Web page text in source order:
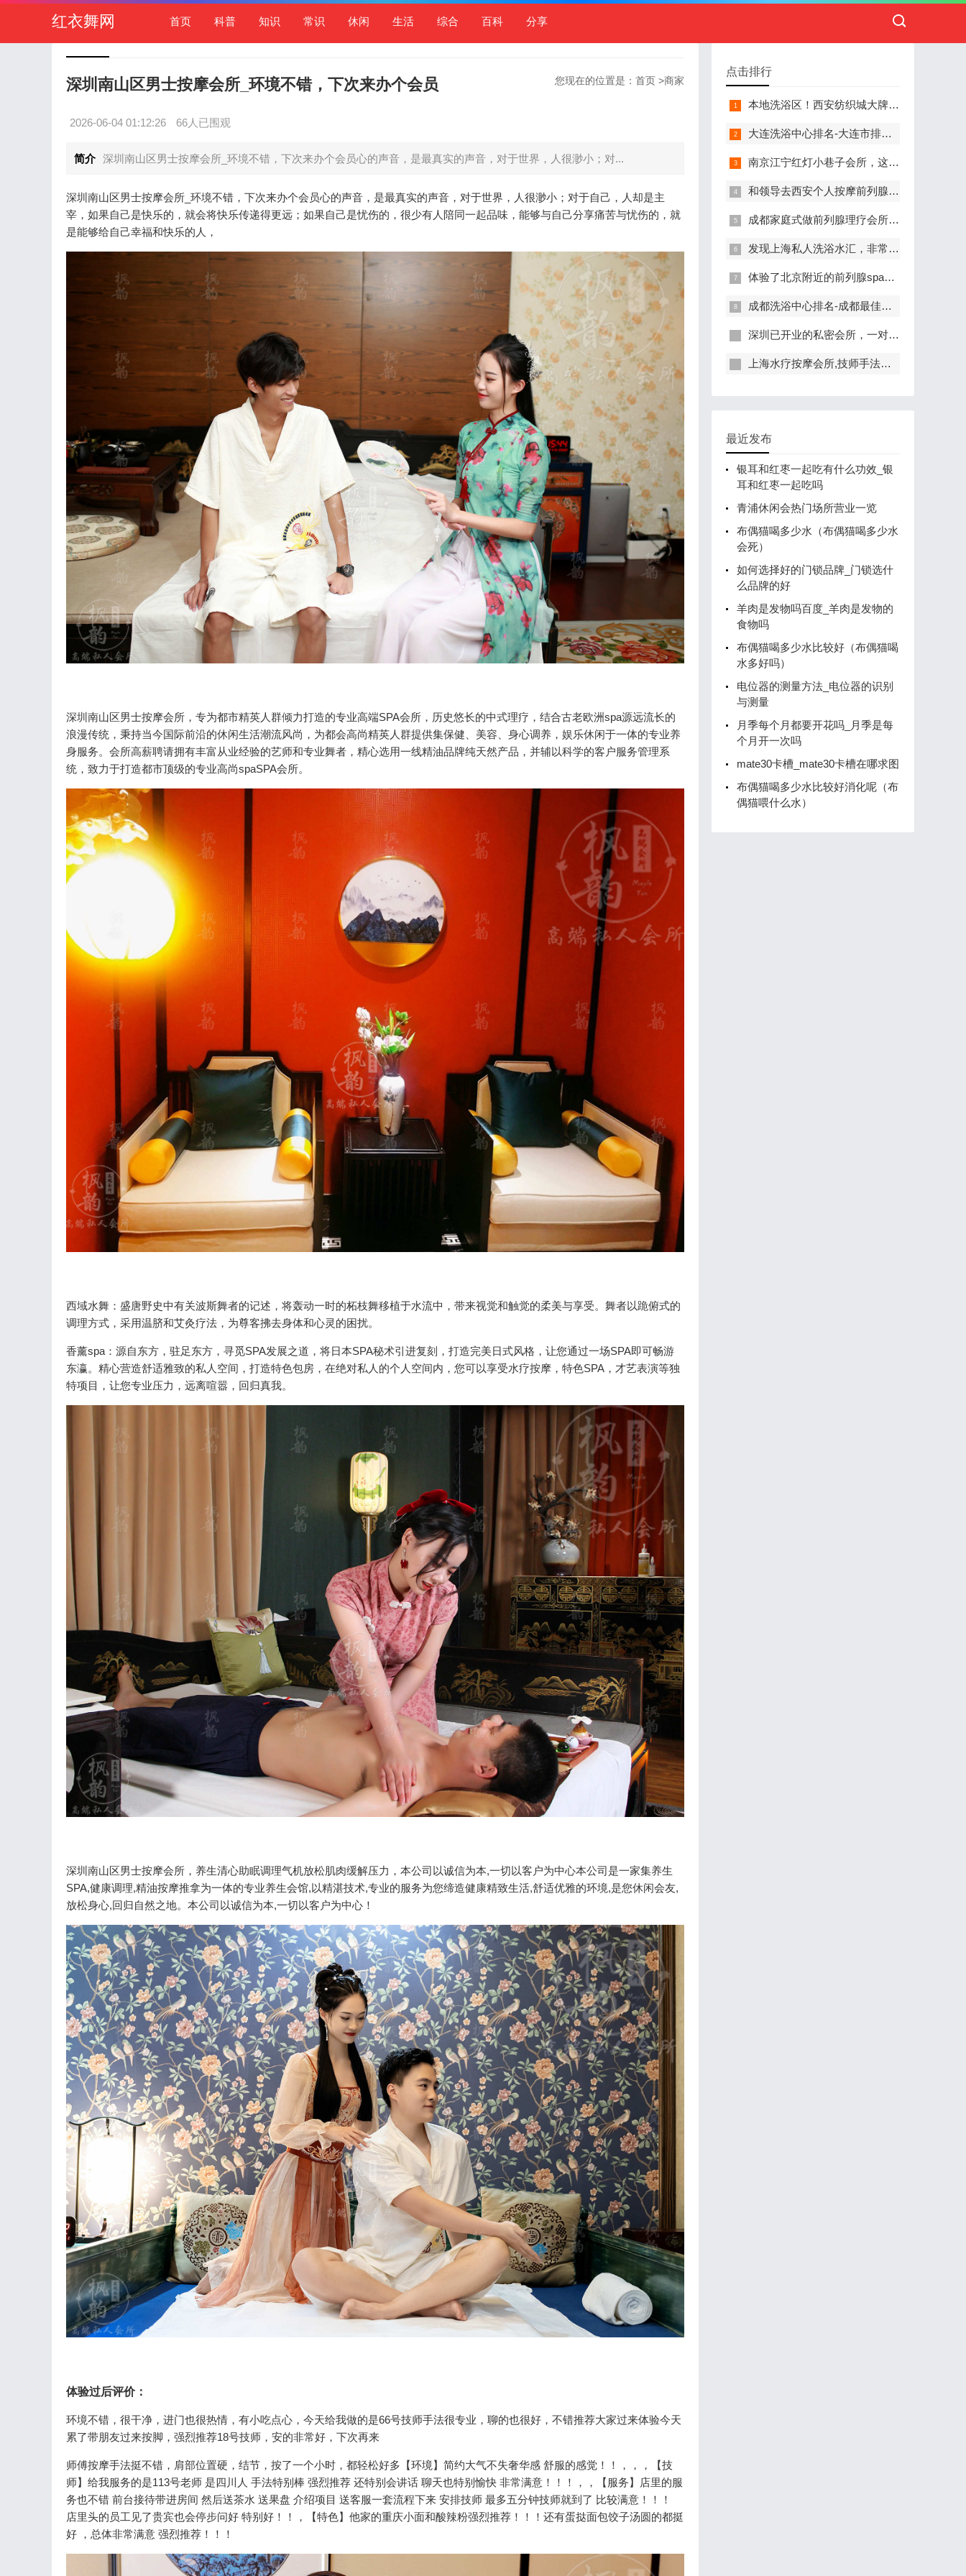
红衣舞网 首页 科普 知识 常识 休闲 生活 综合 百科 分享
您现在的位置是： 首页 >商家
深圳南山区男士按摩会所_环境不错，下次来办个会员
2026-06-04 01:12:26 66人已围观
简介 深圳南山区男士按摩会所_环境不错，下次来办个会员心的声音，是最真实的声音，对于世界，人很渺小；对...
深圳南山区男士按摩会所_环境不错，下次来办个会员心的声音，是最真实的声音，对于世界，人很渺小；对于自己，人却是主
宰，如果自己是快乐的，就会将快乐传递得更远；如果自己是忧伤的，很少有人陪同一起品味，能够与自己分享痛苦与忧伤的，就
是能够给自己幸福和快乐的人，
深圳南山区男士按摩会所，专为都市精英人群倾力打造的专业高端SPA会所，历史悠长的中式理疗，结合古老欧洲spa源远流长的
浪漫传统，秉持当今国际前沿的休闲生活潮流风尚，为都会高尚精英人群提供集保健、美容、身心调养，娱乐休闲于一体的专业养
身服务。会所高薪聘请拥有丰富从业经验的艺师和专业舞者，精心选用一线精油品牌纯天然产品，并辅以科学的客户服务管理系
统，致力于打造都市顶级的专业高尚spaSPA会所。
西域水舞：盛唐野史中有关波斯舞者的记述，将轰动一时的柘枝舞移植于水流中，带来视觉和触觉的柔美与享受。舞者以跪俯式的
调理方式，采用温脐和艾灸疗法，为尊客拂去身体和心灵的困扰。
香薰spa：源自东方，驻足东方，寻觅SPA发展之道，将日本SPA秘术引进复刻，打造完美日式风格，让您通过一场SPA即可畅游
东瀛。精心营造舒适雅致的私人空间，打造特色包房，在绝对私人的个人空间内，您可以享受水疗按摩，特色SPA，才艺表演等独
特项目，让您专业压力，远离喧嚣，回归真我。
深圳南山区男士按摩会所，养生清心助眠调理气机放松肌肉缓解压力，本公司以诚信为本,一切以客户为中心本公司是一家集养生
SPA,健康调理,精油按摩推拿为一体的专业养生会馆,以精湛技术,专业的服务为您缔造健康精致生活,舒适优雅的环境,是您休闲会友,
放松身心,回归自然之地。本公司以诚信为本,一切以客户为中心！
体验过后评价：
环境不错，很干净，进门也很热情，有小吃点心，今天给我做的是66号技师手法很专业，聊的也很好，不错推荐大家过来体验今天
累了带朋友过来按脚，强烈推荐18号技师，安的非常好，下次再来
师傅按摩手法挺不错，肩部位置硬，结节，按了一个小时，都轻松好多【环境】简约大气不失奢华感 舒服的感觉！！，，，【技
师】给我服务的是113号老师 是四川人 手法特别棒 强烈推荐 还特别会讲话 聊天也特别愉快 非常满意！！！，，【服务】店里的服
务也不错 前台接待带进房间 然后送茶水 送果盘 介绍项目 送客服一套流程下来 安排技师 最多五分钟技师就到了 比较满意！！！
店里头的员工见了贵宾也会停步问好 特别好！！，【特色】他家的重庆小面和酸辣粉强烈推荐！！！还有蛋挞面包饺子汤圆的都挺
好 ，总体非常满意 强烈推荐！！！
点击排行
本地洗浴区！西安纺织城大牌精英男子会馆.让你不负此行（新项目)）
大连洗浴中心排名-大连市排名前十的洗浴中心盘点
南京江宁红灯小巷子会所，这里您来了就不想走
和领导去西安个人按摩前列腺私人养生馆，体验一次最舒心的感受
成都家庭式做前列腺理疗会所,按摩按得特别舒服，放松减压的好地方
发现上海私人洗浴水汇，非常值得推荐的一个休闲场所
体验了北京附近的前列腺spa养生馆，刚体验完就忍不住分享出来
成都洗浴中心排名-成都最佳洗浴中心TOP10排名
深圳已开业的私密会所，一对一服务，保证给你带来绝佳体验
上海水疗按摩会所,技师手法专业，休闲度假的好去处
最近发布
银耳和红枣一起吃有什么功效_银
耳和红枣一起吃吗
青浦休闲会热门场所营业一览
布偶猫喝多少水（布偶猫喝多少水
会死）
如何选择好的门锁品牌_门锁选什
么品牌的好
羊肉是发物吗百度_羊肉是发物的
食物吗
布偶猫喝多少水比较好（布偶猫喝
水多好吗）
电位器的测量方法_电位器的识别
与测量
月季每个月都要开花吗_月季是每
个月开一次吗
mate30卡槽_mate30卡槽在哪求图
布偶猫喝多少水比较好消化呢（布
偶猫喂什么水）